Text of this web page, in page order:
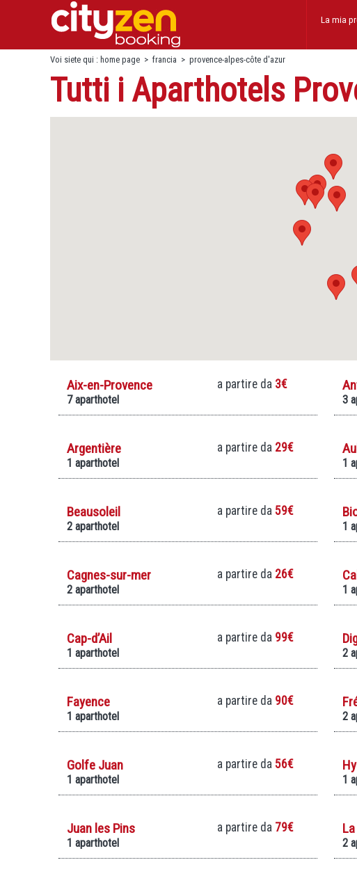
La mia
Voi siete qui : home page > francia > provence-alpes-côte d'azur
Tutti i Aparthotels
Aix-en-Provence
7 aparthotel
a partire da3€
3
Argentière
1 aparthotel
a partire da29€
1
Beausoleil
2 aparthotel
a partire da59€
1
Cagnes-sur-mer
2 aparthotel
a partire da26€
1
Cap-d’Ail
1 aparthotel
a partire da99€
2
Fayence
1 aparthotel
a partire da90€
2
Golfe Juan
1 aparthotel
a partire da56€
1
Juan les Pins
1 aparthotel
a partire da79€
2